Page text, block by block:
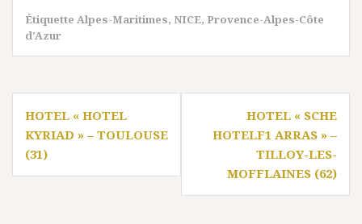
Étiquette Alpes-Maritimes, NICE, Provence-Alpes-Côte
d'Azur
Navigation
de
l’article
HOTEL « HOTEL
KYRIAD » – TOULOUSE
(31)
HOTEL « SCHE
HOTELF1 ARRAS » –
TILLOY-LES-
MOFFLAINES (62)